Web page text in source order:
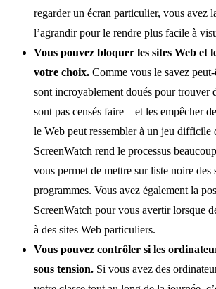
regarder un écran particulier, vous avez
l’agrandir pour le rendre plus facile à
Vous pouvez bloquer les sites Web et
votre choix. Comme vous le savez
sont incroyablement doués pour trouver
sont pas censés faire – et les empêcher
le Web peut ressembler à un jeu difficile
ScreenWatch rend le processus
vous permet de mettre sur liste noire des
programmes. Vous avez également la
ScreenWatch pour vous avertir lorsque
à des sites Web particuliers.
Vous pouvez contrôler si les
sous tension. Si vous avez des